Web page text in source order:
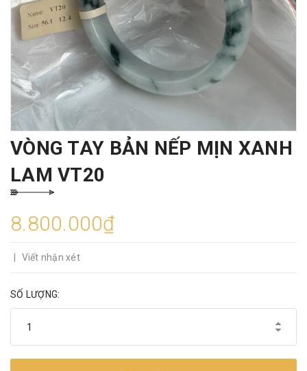
VÒNG TAY BẢN NẾP MỊN XANH
LAM VT20
8.800.000₫
Viết nhận xét
SỐ LƯỢNG: